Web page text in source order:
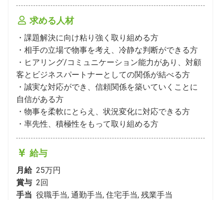
求める人材
・課題解決に向け粘り強く取り組める方
・相手の立場で物事を考え、冷静な判断ができる方
・ヒアリング/コミュニケーション能力があり、対顧
客とビジネスパートナーとしての関係が結べる方
・誠実な対応ができ、信頼関係を築いていくことに
自信がある方
・物事を柔軟にとらえ、状況変化に対応できる方
・率先性、積極性をもって取り組める方
給与
月給 25万円
賞与 2回
手当 役職手当, 通勤手当, 住宅手当, 残業手当